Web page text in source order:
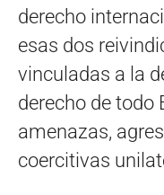
derecho
esas dos
vinculadas a la
derecho de todo
amenazas,
coercitivas